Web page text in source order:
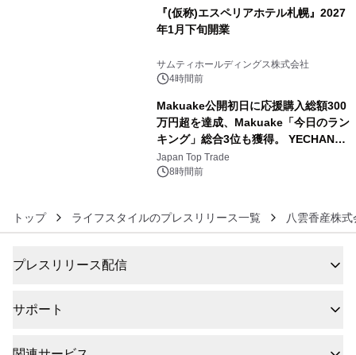
『(仮称)エスペリアホテル札幌』2027
年1月下旬開業
サムティホールディングス株式会社
4時間前
Makuake公開初日に応援購入総額300
万円超を達成、Makuake「今日のラン
キング」総合3位も獲得。 YECHAN音
浴シンギングボウル第2弾の大型サイ
ズ（XL・2XL・3XL）を先行販売中
Japan Top Trade
8時間前
トップ ライフスタイルのプレスリリース一覧 八雲香産株式
プレスリリース配信
サポート